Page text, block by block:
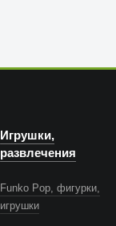
Игрушки,
развлечения
Funko Pop, фигурки,
игрушки